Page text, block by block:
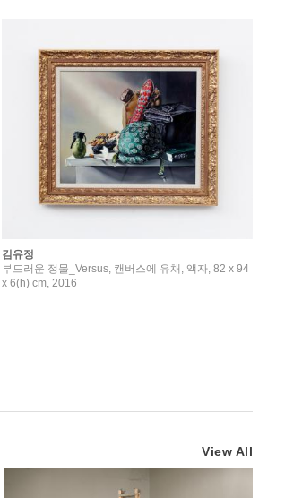
김유정
부드러운 정물_Versus, 캔버스에 유채, 액자, 82 x 94
x 6(h) cm, 2016
View All